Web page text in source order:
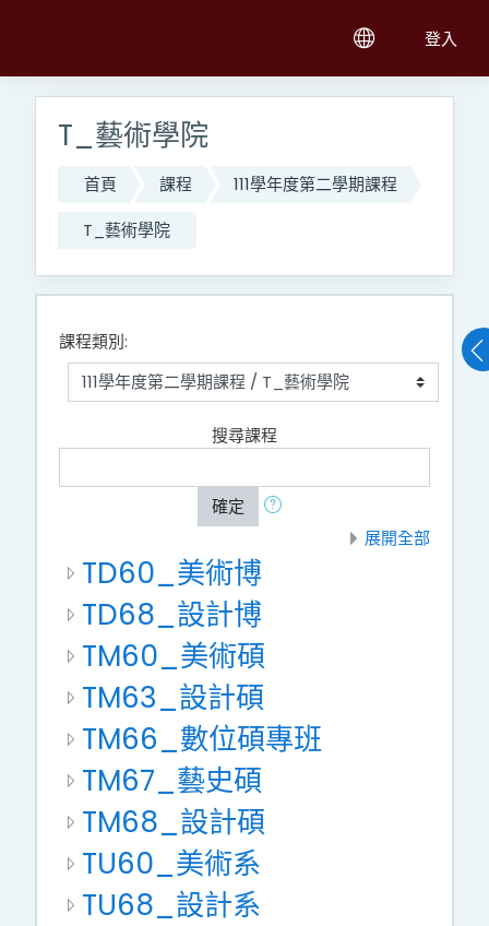
登入
T_藝術學院
首頁 課程
111學年度第二學期課程
T_藝術學院
課程類別:
搜尋課程
確定
展開全部
TD60_美術博
TD68_設計博
TM60_美術碩
TM63_設計碩
TM66_數位碩專班
TM67_藝史碩
TM68_設計碩
TU60_美術系
TU68_設計系